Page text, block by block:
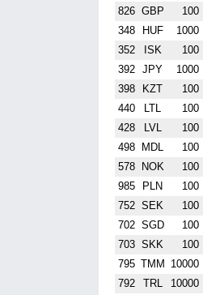
826 GBP 100
348 HUF 1000
352 ISK 100
392 JPY 1000
398 KZT 100
440 LTL 100
428 LVL 100
498 MDL 100
578 NOK 100
985 PLN 100
752 SEK 100
702 SGD 100
703 SKK 100
795 TMM 10000
792 TRL 10000